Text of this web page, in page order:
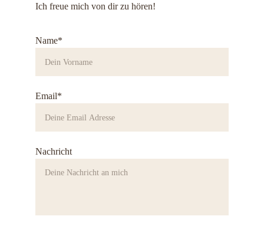
Name*
Email*
Nachricht
Ich freue mich von dir zu hören!